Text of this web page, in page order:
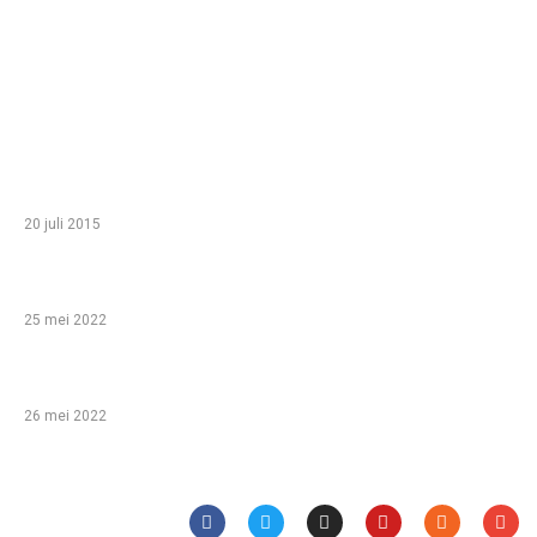
20 juli 2015
25 mei 2022
26 mei 2022